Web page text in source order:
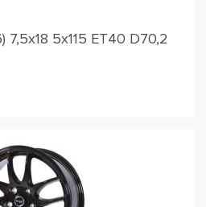
5x115 ET40 D70,2